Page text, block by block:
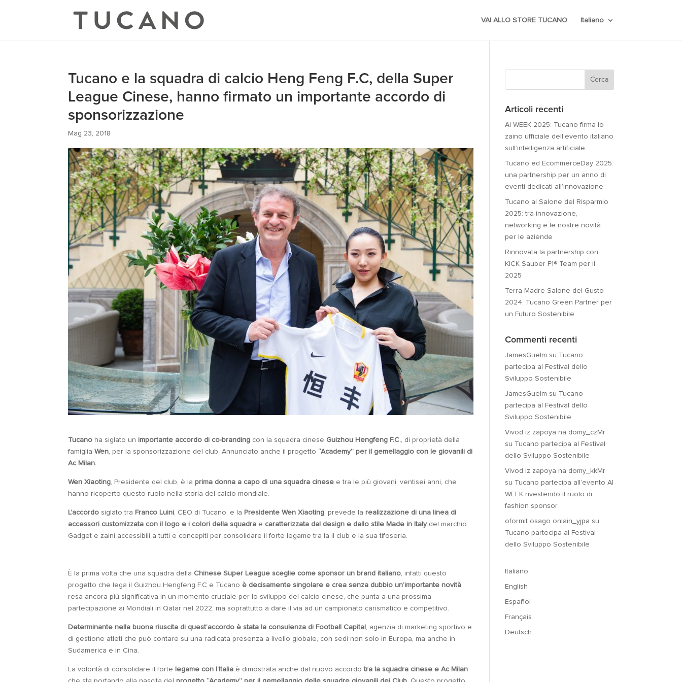
VAI ALLO STORE TUCANO Italiano
Tucano e la squadra di calcio Heng Feng F.C, della Super
League Cinese, hanno firmato un importante accordo di
sponsorizzazione
Mag 23, 2018
Tucano ha siglato un importante accordo di co-branding con la squadra cinese Guizhou Hengfeng F.C., di proprietà della
famigliaWen, per la sponsorizzazione del club. Annunciato anche il progetto “Academy” per il gemellaggio con le giovanili di
Ac Milan.
Wen Xiaoting, Presidente del club, è la prima donna a capo di una squadra cinese e tra le più giovani, ventisei anni, che
hanno ricoperto questo ruolo nella storia del calcio mondiale.
L’accordo siglato tra Franco Luini, CEO di Tucano, e la Presidente Wen Xiaoting, prevede la realizzazione di una linea di
accessori customizzata con il logo e i colori della squadra e caratterizzata dal design e dallo stile Made in Italydel marchio.
Gadget e zaini accessibili a tutti e concepiti per consolidare il forte legame tra la il club e la sua tifoseria.
È la prima volta che una squadra della Chinese Super League sceglie come sponsor un brand italiano, infatti questo
progetto che lega il Guizhou Hengfeng F.C e Tucano è decisamente singolare e crea senza dubbio un’importante novità,
resa ancora più significativa in un momento cruciale per lo sviluppo del calcio cinese, che punta a una prossima
partecipazione ai Mondiali in Qatar nel 2022, ma soprattutto a dare il via ad un campionato carismatico e competitivo.
Determinante nella buona riuscita di quest’accordo è stata la consulenza di Football Capital , agenzia di marketing sportivo e
di gestione atleti che può contare su una radicata presenza a livello globale, con sedi non solo in Europa, ma anche in
Sudamerica e in Cina.
La volontà di consolidare il forte legame con l’Italia è dimostrata anche dal nuovo accordotra la squadra cinese e Ac Milan
Articoli recenti
AI WEEK 2025: Tucano firma lo
zaino ufficiale dell’evento italiano
sull’intelligenza artificiale
Tucano ed EcommerceDay 2025:
una partnership per un anno di
eventi dedicati all’innovazione
Tucano al Salone del Risparmio
2025: tra innovazione,
networking e le nostre novità
per le aziende
Rinnovata la partnership con
KICK Sauber F1® Team per il
2025
Terra Madre Salone del Gusto
2024: Tucano Green Partner per
un Futuro Sostenibile
Commenti recenti
JamesGuelm su Tucano
partecipa al Festival dello
Sviluppo Sostenibile
JamesGuelm su Tucano
partecipa al Festival dello
Sviluppo Sostenibile
Vivod iz zapoya na domy_czMr
su Tucano partecipa al Festival
dello Sviluppo Sostenibile
Vivod iz zapoya na domy_kkMr
su Tucano partecipa all’evento AI
WEEK rivestendo il ruolo di
fashion sponsor
oformit osago onlain_yjpa su
Tucano partecipa al Festival
dello Sviluppo Sostenibile
Italiano
English
Español
Français
Deutsch